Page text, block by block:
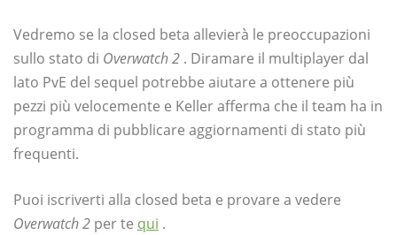
Vedremo se la closed beta allevierà le preoccupazioni
sullo stato di Overwatch 2 . Diramare il multiplayer dal
lato PvE del sequel potrebbe aiutare a ottenere più
pezzi più velocemente e Keller afferma che il team ha in
programma di pubblicare aggiornamenti di stato più
frequenti.
Puoi iscriverti alla closed beta e provare a vedere
Overwatch 2 per te qui .